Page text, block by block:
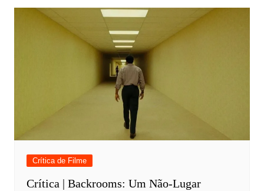
Crítica de Filme
Crítica | Backrooms: Um Não-Lugar